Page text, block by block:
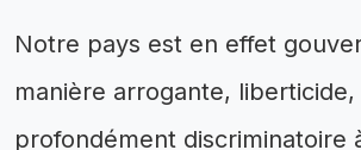
Notre pays est en effet
manière arrogante,
profondément discriminatoire